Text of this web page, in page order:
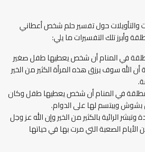
والتأويلات حول تفسير حلم شخص أعطاني
وأبرز تلك التفسيرات ما يلي:
في المنام أن شخص يعطيها طفل صغير
أن الله سوف يرزق هذه المرأة الكثير من الخير
في المنام أن شخص يعطيها طفل وكان
ويبتسم لها على الدوام.
الرائية بالكثير من الخير وإن الله عز وجل
الصعبة التي مرت بها في حياتها